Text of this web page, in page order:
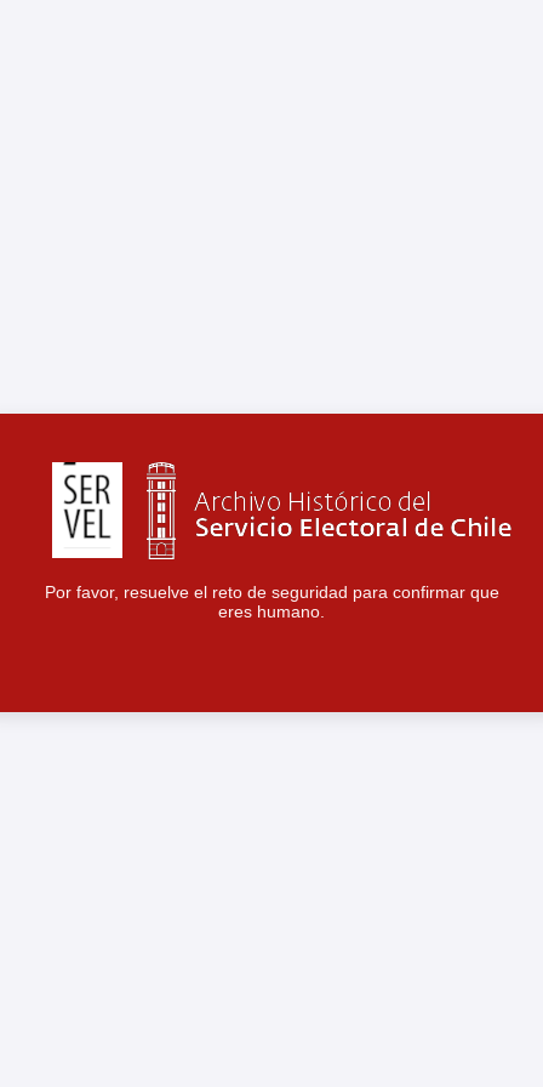
Por favor, resuelve el reto de seguridad para confirmar que
eres humano.